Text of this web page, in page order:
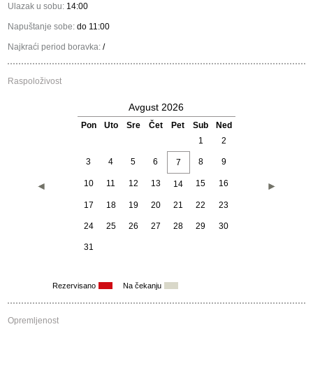
Ulazak u sobu: 14:00
Napuštanje sobe:do 11:00
Najkraći period boravka:/
Raspoloživost
Avgust 2026
Pon Uto Sre Čet Pet Sub
Ned
1
2
3 4 5 6 7 8 9
10 11 12 13 14 15 16
17 18 19 20 21 22 23
24 25 26 27 28 29 30
31
Čet
Rezervisano Na čekanju
Opremljenost